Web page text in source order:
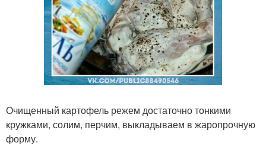
Очищенный картофель режем достаточно тонкими
кружками, солим, перчим, выкладываем в жаропрочную
форму.